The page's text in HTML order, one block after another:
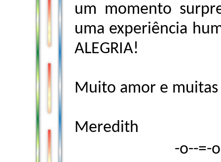
um momento
uma experiência
ALEGRIA!
Muito amor e muitas
Meredith
-o--=-